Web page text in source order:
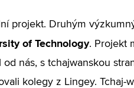
projekt. Druhým
of Technology. Projekt
od nás, s tchajwanskou
kolegy z Lingey.